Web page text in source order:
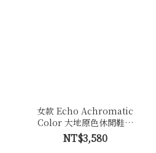
女款 Echo Achromatic
Color 大地原色休閒鞋－
Ec49皚白色(牛皮)
NT$3,580